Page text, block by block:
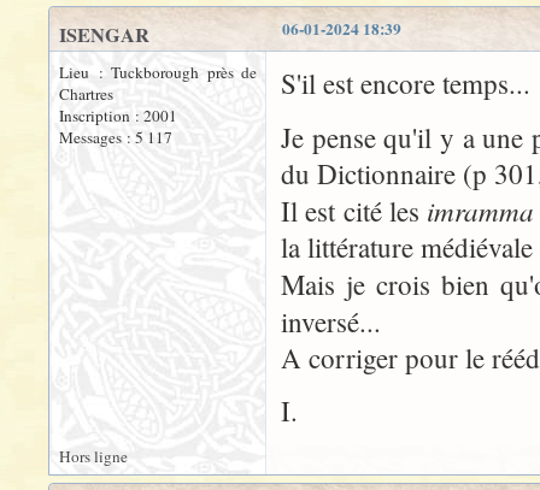
06-01-2024 18:39
ISENGAR
Lieu : Tuckborough près de
Chartres
Inscription : 2001
Messages : 5 117
S'il est encore temps...
Je pense qu'il y a
du Dictionnaire (p
Il est cité les
la littérature
Mais je crois bien
inversé...
A corriger pour le
I.
Hors ligne